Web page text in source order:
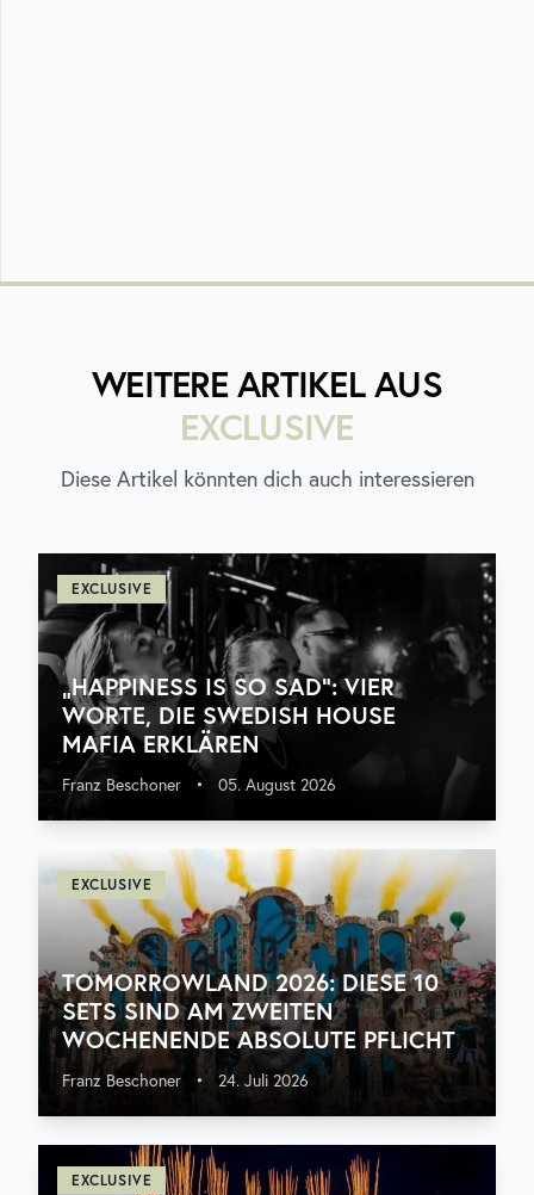
WEITERE ARTIKEL AUS
EXCLUSIVE
Diese Artikel könnten dich auch interessieren
EXCLUSIVE
„HAPPINESS IS SO SAD“: VIER
WORTE, DIE SWEDISH HOUSE
MAFIA ERKLÄREN
Franz Beschoner • 05. August 2026
EXCLUSIVE
TOMORROWLAND 2026: DIESE 10
SETS SIND AM ZWEITEN
WOCHENENDE ABSOLUTE PFLICHT
Franz Beschoner • 24. Juli 2026
EXCLUSIVE